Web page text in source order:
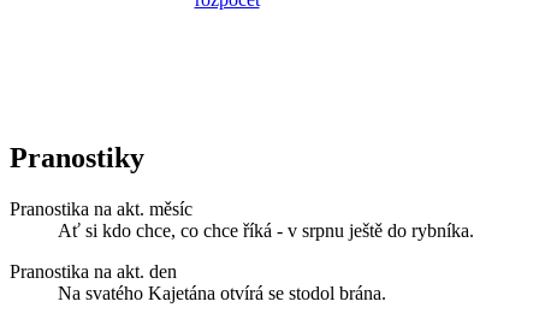
Pranostiky
Pranostika na akt. měsíc
Ať si kdo chce, co chce říká - v srpnu ještě do rybníka.
Pranostika na akt. den
Na svatého Kajetána otvírá se stodol brána.